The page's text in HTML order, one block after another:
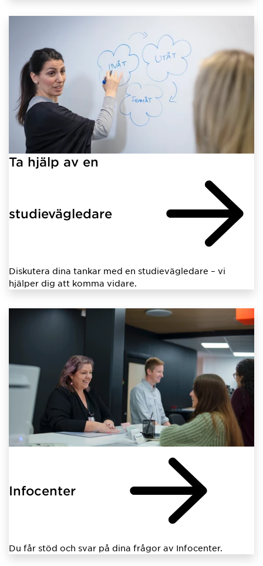
Ta hjälp av en
studievägledare
Diskutera dina tankar med en studievägledare – vi
hjälper dig att komma vidare.
Infocenter
Du får stöd och svar på dina frågor av Infocenter.